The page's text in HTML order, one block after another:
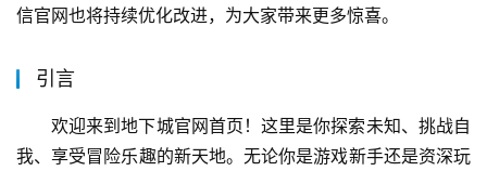
信官网也将持续优化改进，为大家带来更多惊喜。
引言
欢迎来到地下城官网首页！这里是你探索未知、挑战自
我、享受冒险乐趣的新天地。无论你是游戏新手还是资深玩